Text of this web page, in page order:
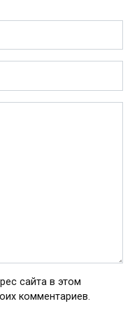
сайта в этом
комментариев.